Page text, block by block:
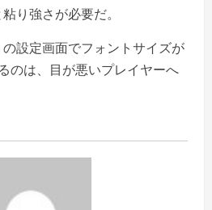
り強さが必要だ。
設定画面でフォントサイズが
のは、目が悪いプレイヤーへ